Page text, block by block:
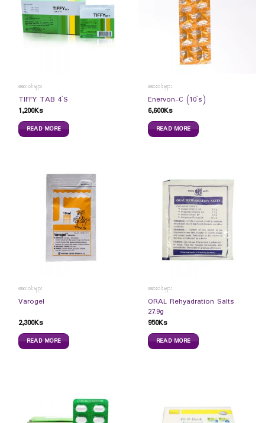
ဆေးဝါးများ
TIFFY TAB 4`S
1,200Ks
READ MORE
ဆေးဝါးများ
Enervon-C (10`s)
6,600Ks
READ MORE
ဆေးဝါးများ
Varogel
2,300Ks
READ MORE
ဆေးဝါးများ
ORAL Rehyadration Salts
27.9g
950Ks
READ MORE